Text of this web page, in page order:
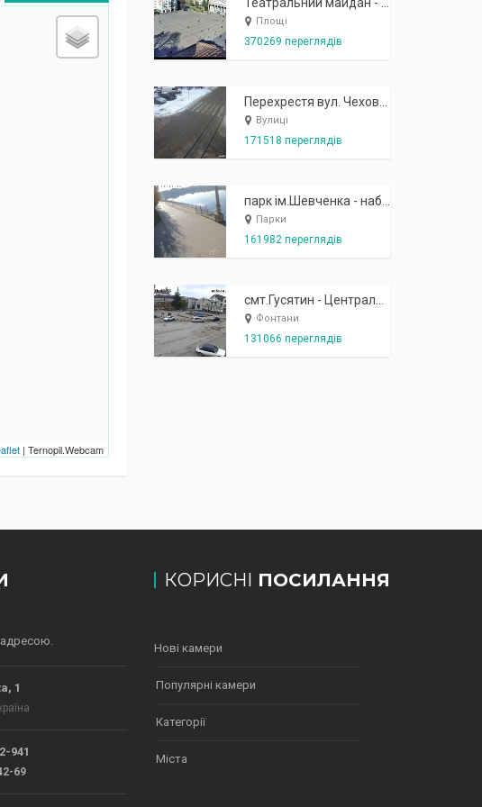
| Ternopil.Webcam
Площі
370269 переглядів
Вулиці
171518 переглядів
Парки
161982 переглядів
Фонтани
131066 переглядів
1
941
69
КОРИСНІ ПОСИЛАННЯ
Нові камери
Популярні камери
Категорії
Міста